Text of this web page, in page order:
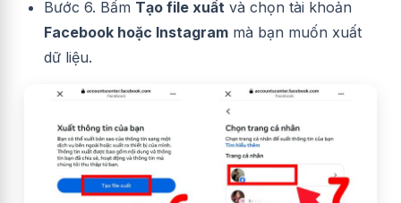
Bước 6. Bấm Tạo file xuất và chọn tài khoản
Facebook hoặc Instagram mà bạn muốn xuất
dữ liệu.